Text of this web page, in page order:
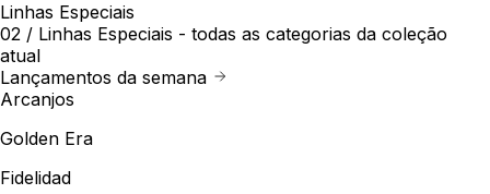
Linhas Especiais
02 / Linhas Especiais - todas as categorias da coleção
atual
Lançamentos da semana
Arcanjos
Golden Era
Fidelidad